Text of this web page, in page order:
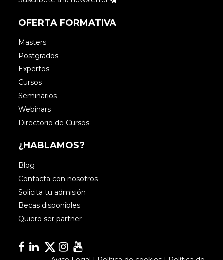
OFERTA FORMATIVA
Masters
Postgrados
Expertos
Cursos
Seminarios
Webinars
Directorio de Cursos
¿HABLAMOS?
Blog
Contacta con nosotros
Solicita tu admisión
Becas disponibles
Quiero ser partner
Facebook
Linkedin
Linkedin
Instagram